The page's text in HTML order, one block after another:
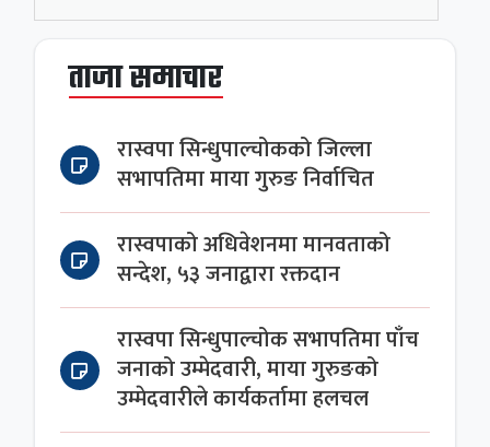
ताजा समाचार
रास्वपा सिन्धुपाल्चोकको जिल्ला
सभापतिमा माया गुरुङ निर्वाचित
रास्वपाको अधिवेशनमा मानवताको
सन्देश, ५३ जनाद्वारा रक्तदान
रास्वपा सिन्धुपाल्चोक सभापतिमा पाँच
जनाको उम्मेदवारी, माया गुरुङको
उम्मेदवारीले कार्यकर्तामा हलचल